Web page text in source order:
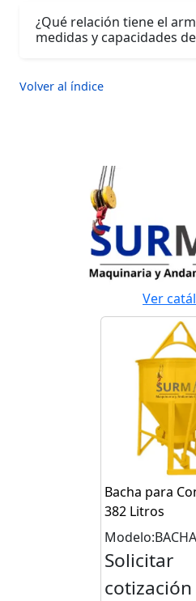
¿Qué relación tiene el
medidas y capacidades
Volver al índice
Ver
Bacha para
382 Litros
Solicitar
cotización